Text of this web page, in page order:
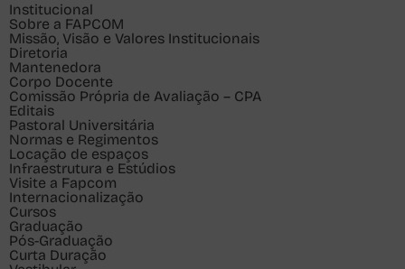
Institucional
Sobre a FAPCOM
Missão, Visão e Valores Institucionais
Diretoria
Mantenedora
Corpo Docente
Comissão Própria de Avaliação – CPA
Editais
Pastoral Universitária
Normas e Regimentos
Locação de espaços
Infraestrutura e Estúdios
Visite a Fapcom
Internacionalização
Cursos
Graduação
Pós-Graduação
Curta Duração